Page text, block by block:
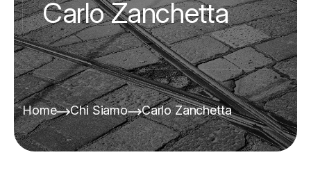
Carlo Zanchetta
Home Chi Siamo Carlo Zanchetta